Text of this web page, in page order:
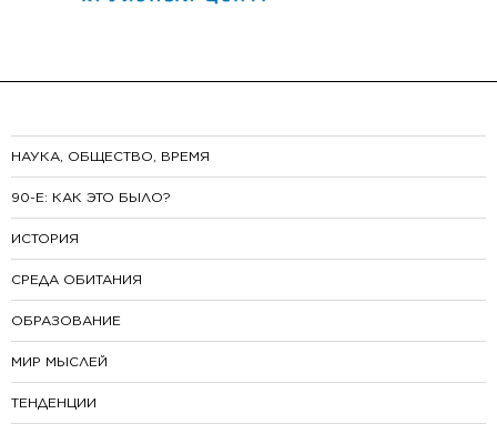
НАУКА, ОБЩЕСТВО, ВРЕМЯ
90-E: КАК ЭТО БЫЛО?
ИСТОРИЯ
СРЕДА ОБИТАНИЯ
ОБРАЗОВАНИЕ
МИР МЫСЛЕЙ
ТЕНДЕНЦИИ